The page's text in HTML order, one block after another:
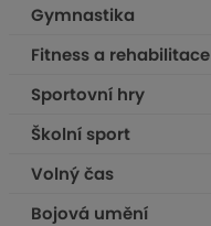
Gymnastika
Fitness a rehabilitace
Sportovní hry
Školní sport
Volný čas
Bojová umění